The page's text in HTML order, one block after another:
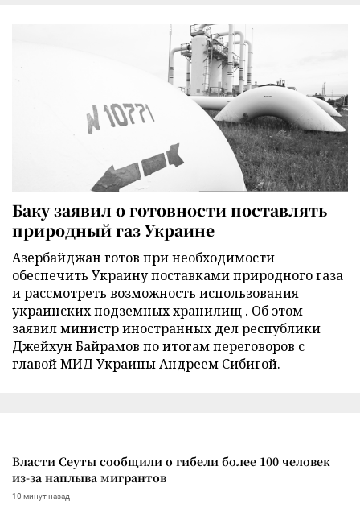
Баку заявил о готовности поставлять
природный газ Украине
Азербайджан готов при необходимости
обеспечить Украину поставками природного газа
и рассмотреть возможность использования
украинских подземных хранилищ . Об этом
заявил министр иностранных дел республики
Джейхун Байрамов по итогам переговоров с
главой МИД Украины Андреем Сибигой.
Власти Сеуты сообщили о гибели более 100 человек
из-за наплыва мигрантов
10 минут назад